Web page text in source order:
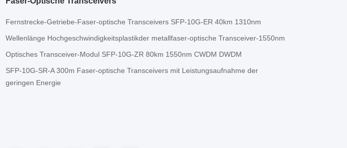
Fernstrecke-Getriebe-Faser-optische Transceivers SFP-10G-ER 40km 1310nm
Wellenlänge Hochgeschwindigkeitsplastikder metallfaser-optische Transceiver-1550nm
Optisches Transceiver-Modul SFP-10G-ZR 80km 1550nm CWDM DWDM
SFP-10G-SR-A 300m Faser-optische Transceivers mit Leistungsaufnahme der
geringen Energie